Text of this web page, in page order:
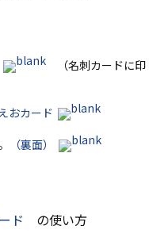
（名刺カードに印
おカード
（裏面）
ド の使い方